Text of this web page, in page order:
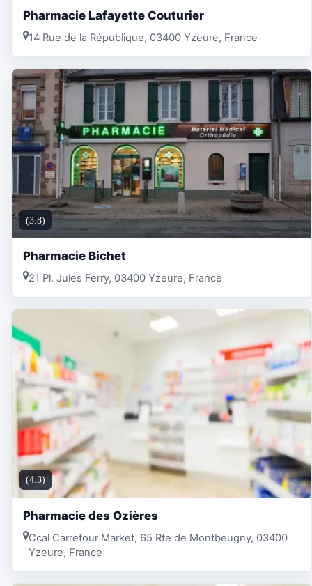
Pharmacie Lafayette Couturier
14 Rue de la République, 03400 Yzeure, France
(3.8)
Pharmacie Bichet
21 Pl. Jules Ferry, 03400 Yzeure, France
(4.3)
Pharmacie des Ozières
Ccal Carrefour Market, 65 Rte de Montbeugny, 03400
Yzeure, France